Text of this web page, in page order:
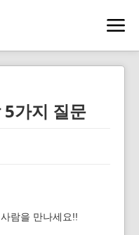
5가지 질문
람을 만나세요!!